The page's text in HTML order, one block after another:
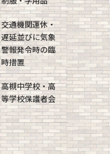
交通機関運休・
遅延並びに気象
警報発令時の臨
時措置
高槻中学校・高
等学校保護者会